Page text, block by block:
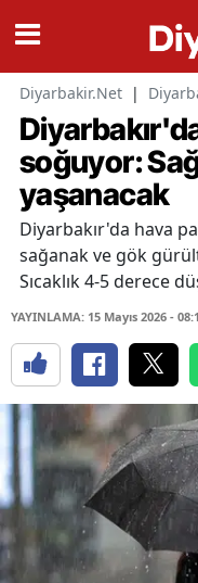
Diyarbakir.Net |
soğuyor:
yaşanacak
Diyarbakır'da hava
sağanak ve gök
Sıcaklık 4-5 derece
YAYINLAMA: 15 Mayıs 2026 -